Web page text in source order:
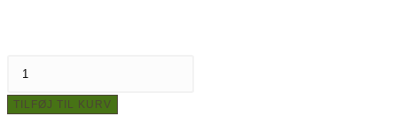
TILFØJ TIL KURV